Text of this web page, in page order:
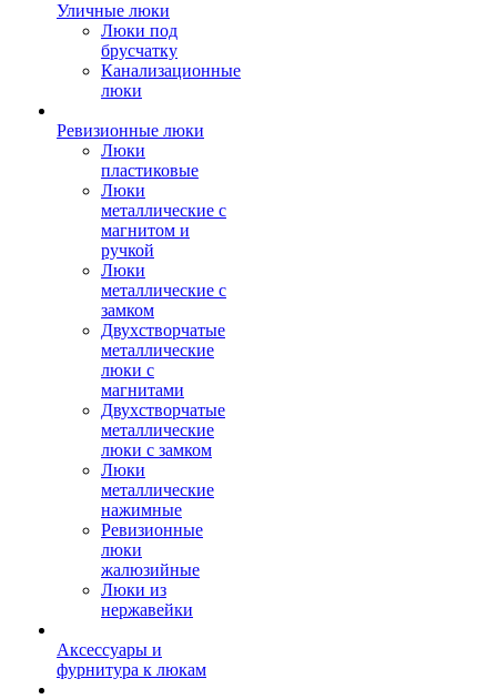
Уличные люки
Люки под
брусчатку
Канализационные
люки
Ревизионные люки
Люки
пластиковые
Люки
металлические с
магнитом и
ручкой
Люки
металлические с
замком
Двухстворчатые
металлические
люки с
магнитами
Двухстворчатые
металлические
люки с замком
Люки
металлические
нажимные
Ревизионные
люки
жалюзийные
Люки из
нержавейки
Аксессуары и
фурнитура к люкам